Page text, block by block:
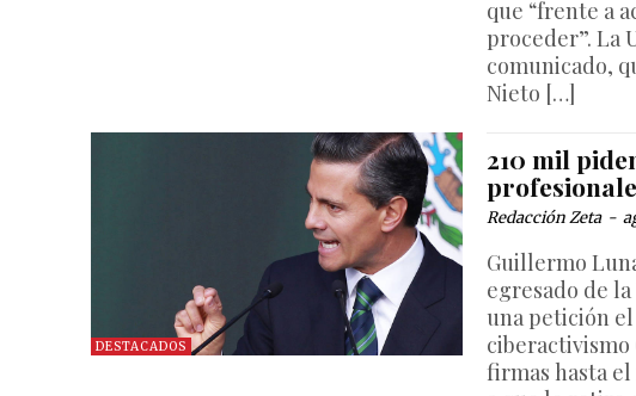
que “frente a
proceder”. La
comunicado,
Nieto […]
DESTACADOS
210 mil
Redacción Zeta -
Guillermo
egresado de
una petición
ciberactivismo
firmas hasta